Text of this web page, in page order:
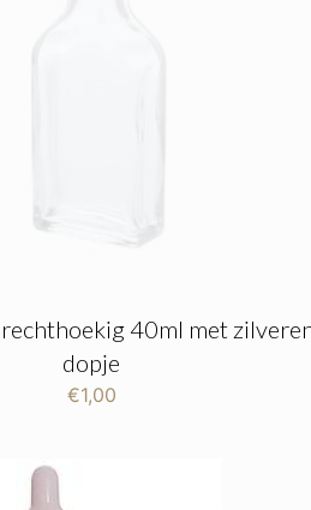
rechthoekig 40ml met
dopje
€1,00